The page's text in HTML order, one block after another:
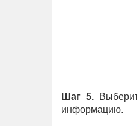
Шаг 5.
информацию.